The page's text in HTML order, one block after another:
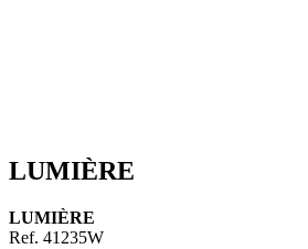
LUMIÈRE
LUMIÈRE
Ref. 41235W